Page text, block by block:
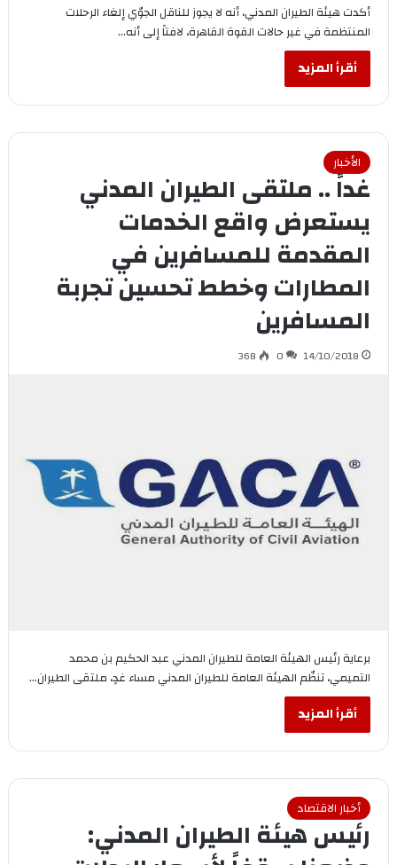
أكدت هيئة الطيران المدني، أنه لا يجوز للناقل الجوّي إلغاء الرحلات
المنتظمة في غير حالات القوة القاهرة، لافتاً إلى أنه…
أقرأ المزيد
الأخبار
غداً .. ملتقى الطيران المدني
يستعرض واقع الخدمات
المقدمة للمسافرين في
المطارات وخطط تحسين تجربة
المسافرين
14/10/2018
0
368
برعاية رئيس الهيئة العامة للطيران المدني عبد الحكيم بن محمد
التميمي، تنظّم الهيئة العامة للطيران المدني مساء غدٍ، ملتقى الطيران…
أقرأ المزيد
أخبار الاقتصاد
رئيس هيئة الطيران المدني: